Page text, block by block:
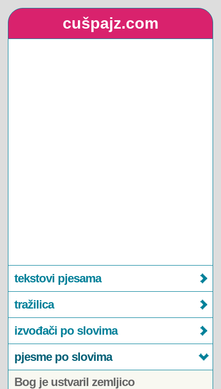
cušpajz.com
tekstovi pjesama
tražilica
izvođači po slovima
pjesme po slovima
Bog je ustvaril zemljico